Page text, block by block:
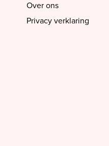
Over ons
Privacy verklaring